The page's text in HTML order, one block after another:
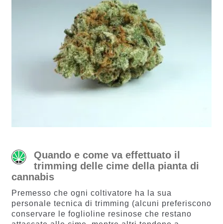
Quando e come va effettuato il
trimming delle cime della pianta di
cannabis
Premesso che ogni coltivatore ha la sua
personale tecnica di trimming (alcuni preferiscono
conservare le foglioline resinose che restano